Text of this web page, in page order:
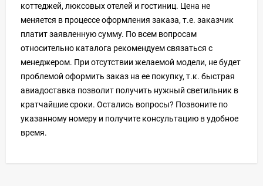
коттеджей, люксовых отелей и гостиниц. Цена не
меняется в процессе оформления заказа, т.е. заказчик
платит заявленную сумму. По всем вопросам
относительно каталога рекомендуем связаться с
менеджером. При отсутствии желаемой модели, не будет
проблемой оформить заказ на ее покупку, т.к. быстрая
авиадоставка позволит получить нужный светильник в
кратчайшие сроки. Остались вопросы? Позвоните по
указанному номеру и получите консультацию в удобное
время.